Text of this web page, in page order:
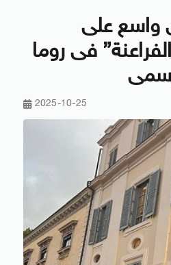
واسع على
فى روما
2025-10-25